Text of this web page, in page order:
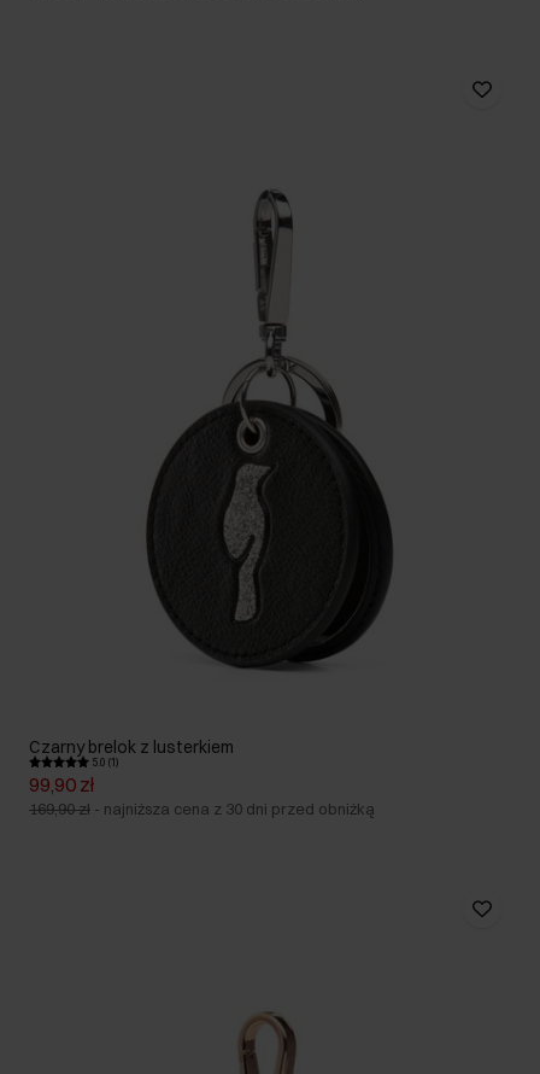
Czarny brelok z lusterkiem
5.0 (1)
99,90 zł
169,90 zł - najniższa cena z 30 dni przed obniżką